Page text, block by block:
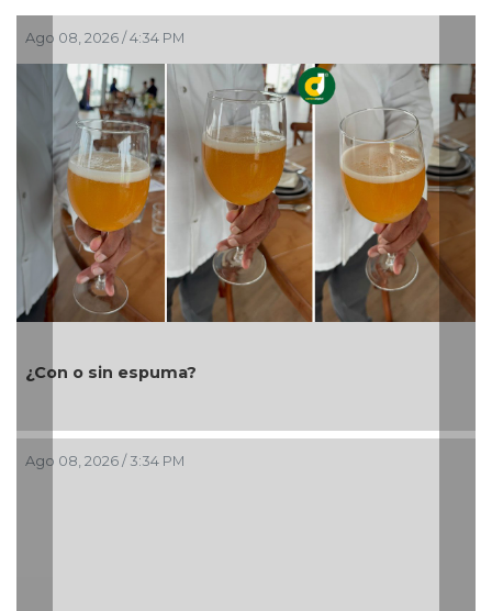
Ago 08, 2026 / 2:36 PM
Cañeros marchan sobre la federal 180 para exigir
rescate del ingenio San Pedro
Ago 08, 2026 / 2:28 PM